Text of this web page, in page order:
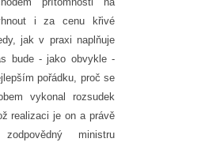
i za cenu křivé
jak v praxi naplňuje
bude - jako obvykle -
pořádku, proč se
vykonal rozsudek
realizaci je on a právě
ministru